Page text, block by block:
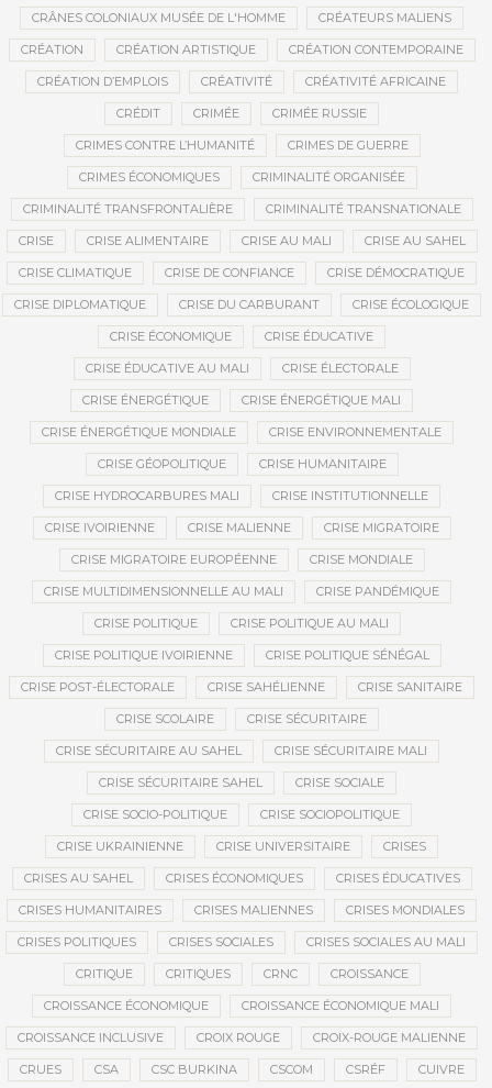
CRÂNES COLONIAUX MUSÉE DE L'HOMME CRÉATEURS MALIENS
CRÉATION CRÉATION ARTISTIQUE CRÉATION CONTEMPORAINE
CRÉATION D’EMPLOIS CRÉATIVITÉ CRÉATIVITÉ AFRICAINE
CRÉDIT CRIMÉE CRIMÉE RUSSIE
CRIMES CONTRE L’HUMANITÉ CRIMES DE GUERRE
CRIMES ÉCONOMIQUES CRIMINALITÉ ORGANISÉE
CRIMINALITÉ TRANSFRONTALIÈRE CRIMINALITÉ TRANSNATIONALE
CRISE CRISE ALIMENTAIRE CRISE AU MALI CRISE AU SAHEL
CRISE CLIMATIQUE CRISE DE CONFIANCE CRISE DÉMOCRATIQUE
CRISE DIPLOMATIQUE CRISE DU CARBURANT CRISE ÉCOLOGIQUE
CRISE ÉCONOMIQUE CRISE ÉDUCATIVE
CRISE ÉDUCATIVE AU MALI CRISE ÉLECTORALE
CRISE ÉNERGÉTIQUE CRISE ÉNERGÉTIQUE MALI
CRISE ÉNERGÉTIQUE MONDIALE CRISE ENVIRONNEMENTALE
CRISE GÉOPOLITIQUE CRISE HUMANITAIRE
CRISE HYDROCARBURES MALI CRISE INSTITUTIONNELLE
CRISE IVOIRIENNE CRISE MALIENNE CRISE MIGRATOIRE
CRISE MIGRATOIRE EUROPÉENNE CRISE MONDIALE
CRISE MULTIDIMENSIONNELLE AU MALI CRISE PANDÉMIQUE
CRISE POLITIQUE CRISE POLITIQUE AU MALI
CRISE POLITIQUE IVOIRIENNE CRISE POLITIQUE SÉNÉGAL
CRISE POST-ÉLECTORALE CRISE SAHÉLIENNE CRISE SANITAIRE
CRISE SCOLAIRE CRISE SÉCURITAIRE
CRISE SÉCURITAIRE AU SAHEL CRISE SÉCURITAIRE MALI
CRISE SÉCURITAIRE SAHEL CRISE SOCIALE
CRISE SOCIO-POLITIQUE CRISE SOCIOPOLITIQUE
CRISE UKRAINIENNE CRISE UNIVERSITAIRE CRISES
CRISES AU SAHEL CRISES ÉCONOMIQUES CRISES ÉDUCATIVES
CRISES HUMANITAIRES CRISES MALIENNES CRISES MONDIALES
CRISES POLITIQUES CRISES SOCIALES CRISES SOCIALES AU MALI
CRITIQUE CRITIQUES CRNC CROISSANCE
CROISSANCE ÉCONOMIQUE CROISSANCE ÉCONOMIQUE MALI
CROISSANCE INCLUSIVE CROIX ROUGE CROIX-ROUGE MALIENNE
CRUES CSA CSC BURKINA CSCOM CSRÉF CUIVRE